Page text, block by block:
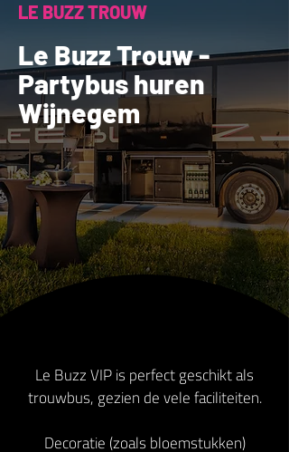
LE BUZZ TROUW
Le Buzz Trouw -
Partybus huren
Wijnegem
Le Buzz VIP is perfect geschikt als
trouwbus, gezien de vele faciliteiten.
Decoratie (zoals bloemstukken)